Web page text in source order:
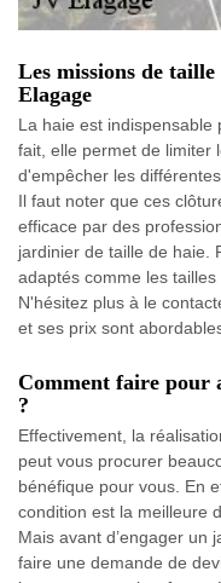
Les missions de
Elagage
La haie est indispensable
fait, elle permet de limiter
d'empêcher les
Il faut noter que ces
efficace par des
jardinier de taille de haie.
adaptés comme les
N'hésitez plus à le
et ses prix sont
Comment faire pour
?
Effectivement, la
peut vous procurer
bénéfique pour vous. En
condition est la meilleure
Mais avant d’engager un
faire une demande de